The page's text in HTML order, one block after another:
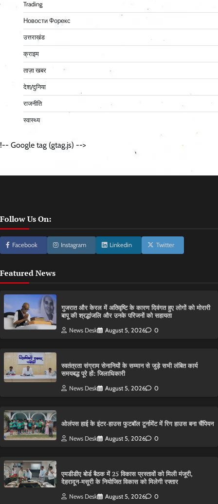
Trading
Новости Форекс
उत्तराखंड
क्राइम
ताज़ा खबर
देश/दुनिया
राजनीति
स्वास्थ्य
!-- Google tag (gtag.js) -->
Follow Us On:
Facebook Instagram Linkedin Twitter
Featured News
गुजरात और केरल में अतिवृष्टि के कारण दिवंगत हुए लोगों को मोरारी
बापू की श्रद्धांजलि और उनके परिजनों को सहायता
News Desk August 5, 2026 0
स्वतंत्रता संग्राम सेनानियों के सम्मान से जुड़े सभी लंबित कार्य
समयबद्ध पूरे हों: जिलाधिकारी
News Desk August 5, 2026 0
ओलंपस हाई के इंटर-हाउस फुटबॉल टूर्नामेंट में रिग हाउस बना चैंपियन
News Desk August 5, 2026 0
एमडीडीए बोर्ड बैठक में 25 विकास प्रस्तावों को मिली मंजूरी,
देहरादून-मसूरी के नियोजित विकास को मिलेगी रफ्तार
News Desk August 5, 2026 0